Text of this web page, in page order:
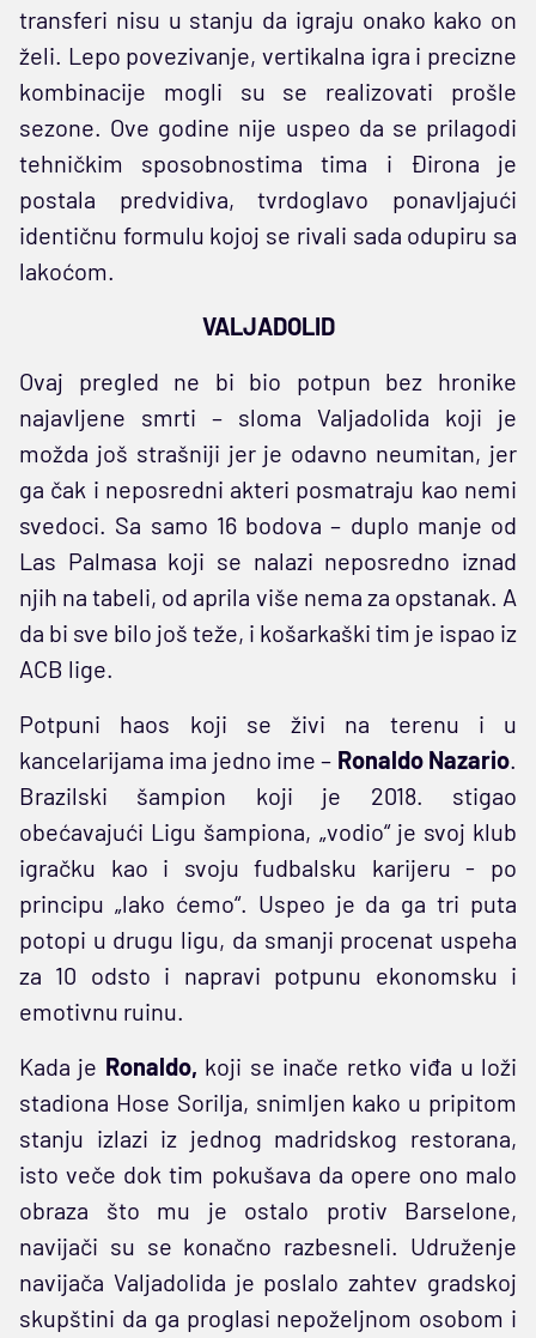
transferi nisu u stanju da igraju onako kako on
želi. Lepo povezivanje, vertikalna igra i precizne
kombinacije mogli su se realizovati prošle
sezone. Ove godine nije uspeo da se prilagodi
tehničkim sposobnostima tima i Đirona je
postala predvidiva, tvrdoglavo ponavljajući
identičnu formulu kojoj se rivali sada odupiru sa
lakoćom.
VALJADOLID
Ovaj pregled ne bi bio potpun bez hronike
najavljene smrti – sloma Valjadolida koji je
možda još strašniji jer je odavno neumitan, jer
ga čak i neposredni akteri posmatraju kao nemi
svedoci. Sa samo 16 bodova – duplo manje od
Las Palmasa koji se nalazi neposredno iznad
njih na tabeli, od aprila više nema za opstanak. A
da bi sve bilo još teže, i košarkaški tim je ispao iz
ACB lige.
Potpuni haos koji se živi na terenu i u
kancelarijama ima jedno ime – Ronaldo Nazario.
Brazilski šampion koji je 2018. stigao
obećavajući Ligu šampiona, „vodio“ je svoj klub
igračku kao i svoju fudbalsku karijeru - po
principu „lako ćemo“. Uspeo je da ga tri puta
potopi u drugu ligu, da smanji procenat uspeha
za 10 odsto i napravi potpunu ekonomsku i
emotivnu ruinu.
Kada je Ronaldo, koji se inače retko viđa u loži
stadiona Hose Sorilja, snimljen kako u pripitom
stanju izlazi iz jednog madridskog restorana,
isto veče dok tim pokušava da opere ono malo
obraza što mu je ostalo protiv Barselone,
navijači su se konačno razbesneli. Udruženje
navijača Valjadolida je poslalo zahtev gradskoj
skupštini da ga proglasi nepoželjnom osobom i